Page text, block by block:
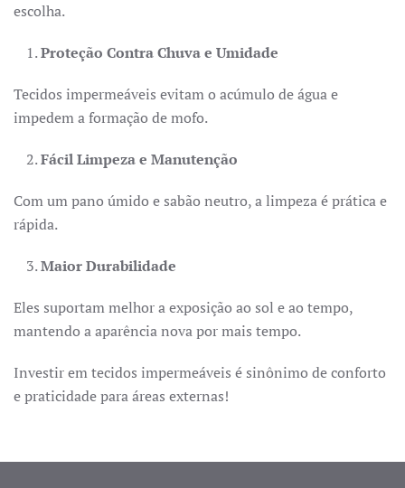
escolha.
Proteção Contra Chuva e Umidade
Tecidos impermeáveis evitam o acúmulo de água e
impedem a formação de mofo.
Fácil Limpeza e Manutenção
Com um pano úmido e sabão neutro, a limpeza é prática e
rápida.
Maior Durabilidade
Eles suportam melhor a exposição ao sol e ao tempo,
mantendo a aparência nova por mais tempo.
Investir em tecidos impermeáveis é sinônimo de conforto
e praticidade para áreas externas!